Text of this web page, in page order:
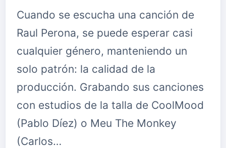
Cuando se escucha una canción de
Raul Perona, se puede esperar casi
cualquier género, manteniendo un
solo patrón: la calidad de la
producción. Grabando sus canciones
con estudios de la talla de CoolMood
(Pablo Díez) o Meu The Monkey
(Carlos…